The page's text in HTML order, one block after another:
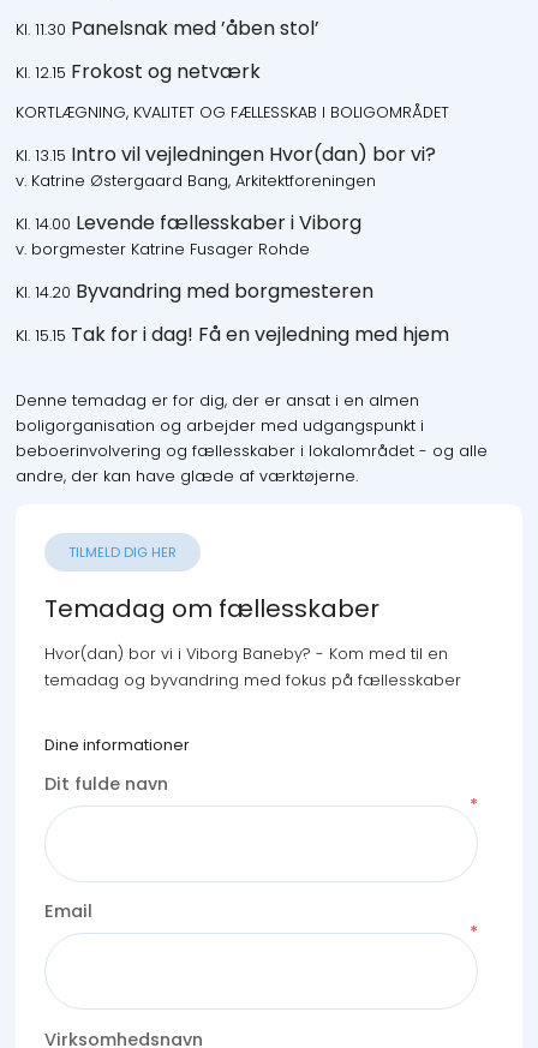
Kl. 11.30 Panelsnak med ’åben stol’
Kl. 12.15 Frokost og netværk
KORTLÆGNING, KVALITET OG FÆLLESSKAB I BOLIGOMRÅDET
Kl. 13.15 Intro vil vejledningen Hvor(dan) bor vi?
v. Katrine Østergaard Bang, Arkitektforeningen
Kl. 14.00 Levende fællesskaber i Viborg
v. borgmester Katrine Fusager Rohde
Kl. 14.20 Byvandring med borgmesteren
Kl. 15.15 Tak for i dag! Få en vejledning med hjem
Denne temadag er for dig, der er ansat i en almen
boligorganisation og arbejder med udgangspunkt i
beboerinvolvering og fællesskaber i lokalområdet - og alle
andre, der kan have glæde af værktøjerne.
TILMELD DIG HER
Temadag om fællesskaber
Hvor(dan) bor vi i Viborg Baneby? - Kom med til en
temadag og byvandring med fokus på fællesskaber
Dine informationer
Dit fulde navn
Email
Virksomhedsnavn